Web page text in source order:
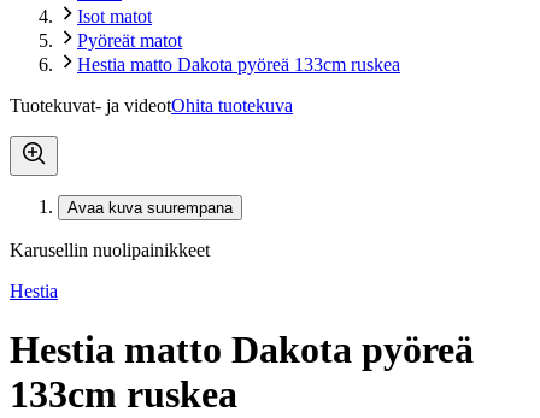
Isot matot
Pyöreät matot
Hestia matto Dakota pyöreä 133cm ruskea
Tuotekuvat- ja videotOhita tuotekuva
Avaa kuva suurempana
Karusellin nuolipainikkeet
Hestia
Hestia matto Dakota pyöreä
133cm ruskea